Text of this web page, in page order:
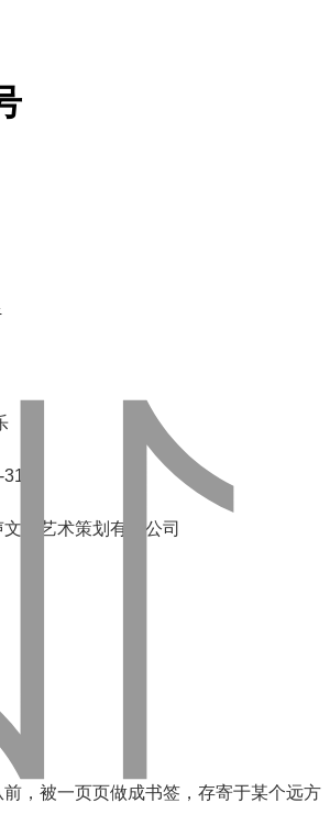
化艺术策划有限公司
，被一页页做成书签，存寄于某个远方